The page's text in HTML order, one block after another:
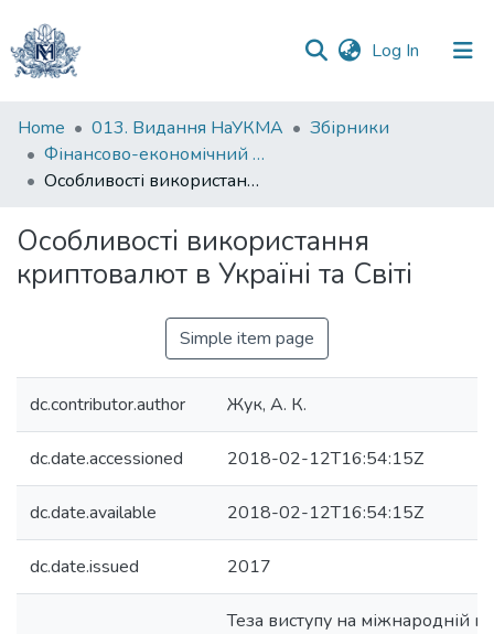
Log In (current)
Communities
&
Collections
Statistics
Home 013. Видання НаУКМА
Збірники
Фінансово-економічний та суспільний світовий розвиток: сучасні тренди і перспективи: матеріали Міжнародної науково-практичної конференції студентів, аспірантів та молодих вчених
Особливості використання криптовалют в Україні та Світі
Особливості використання
криптовалют в Україні та Світі
Simple item page
dc.contributor.author Жук, А. К.
dc.date.accessioned 2018-02-12T16:54:15Z
dc.date.available 2018-02-12T16:54:15Z
dc.date.issued 2017
Теза виступу на міжнародній